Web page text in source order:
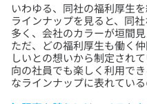
いわゆる、同社の福利厚生
ラインナップを見ると、同
多く、会社のカラーが垣間
ただ、どの福利厚生も働く
しいとの想いから制定され
向の社員でも楽しく利用で